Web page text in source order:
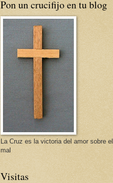
Pon un crucifijo en tu blog
La Cruz es la victoria del amor sobre el
mal
Visitas